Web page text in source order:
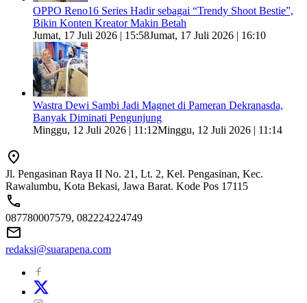
OPPO Reno16 Series Hadir sebagai “Trendy Shoot Bestie”,
Bikin Konten Kreator Makin Betah
Jumat, 17 Juli 2026 | 15:58Jumat, 17 Juli 2026 | 16:10
Wastra Dewi Sambi Jadi Magnet di Pameran Dekranasda,
Banyak Diminati Pengunjung
Minggu, 12 Juli 2026 | 11:12Minggu, 12 Juli 2026 | 11:14
Jl. Pengasinan Raya II No. 21, Lt. 2, Kel. Pengasinan, Kec.
Rawalumbu, Kota Bekasi, Jawa Barat. Kode Pos 17115
087780007579, 082224224749
redaksi@suarapena.com